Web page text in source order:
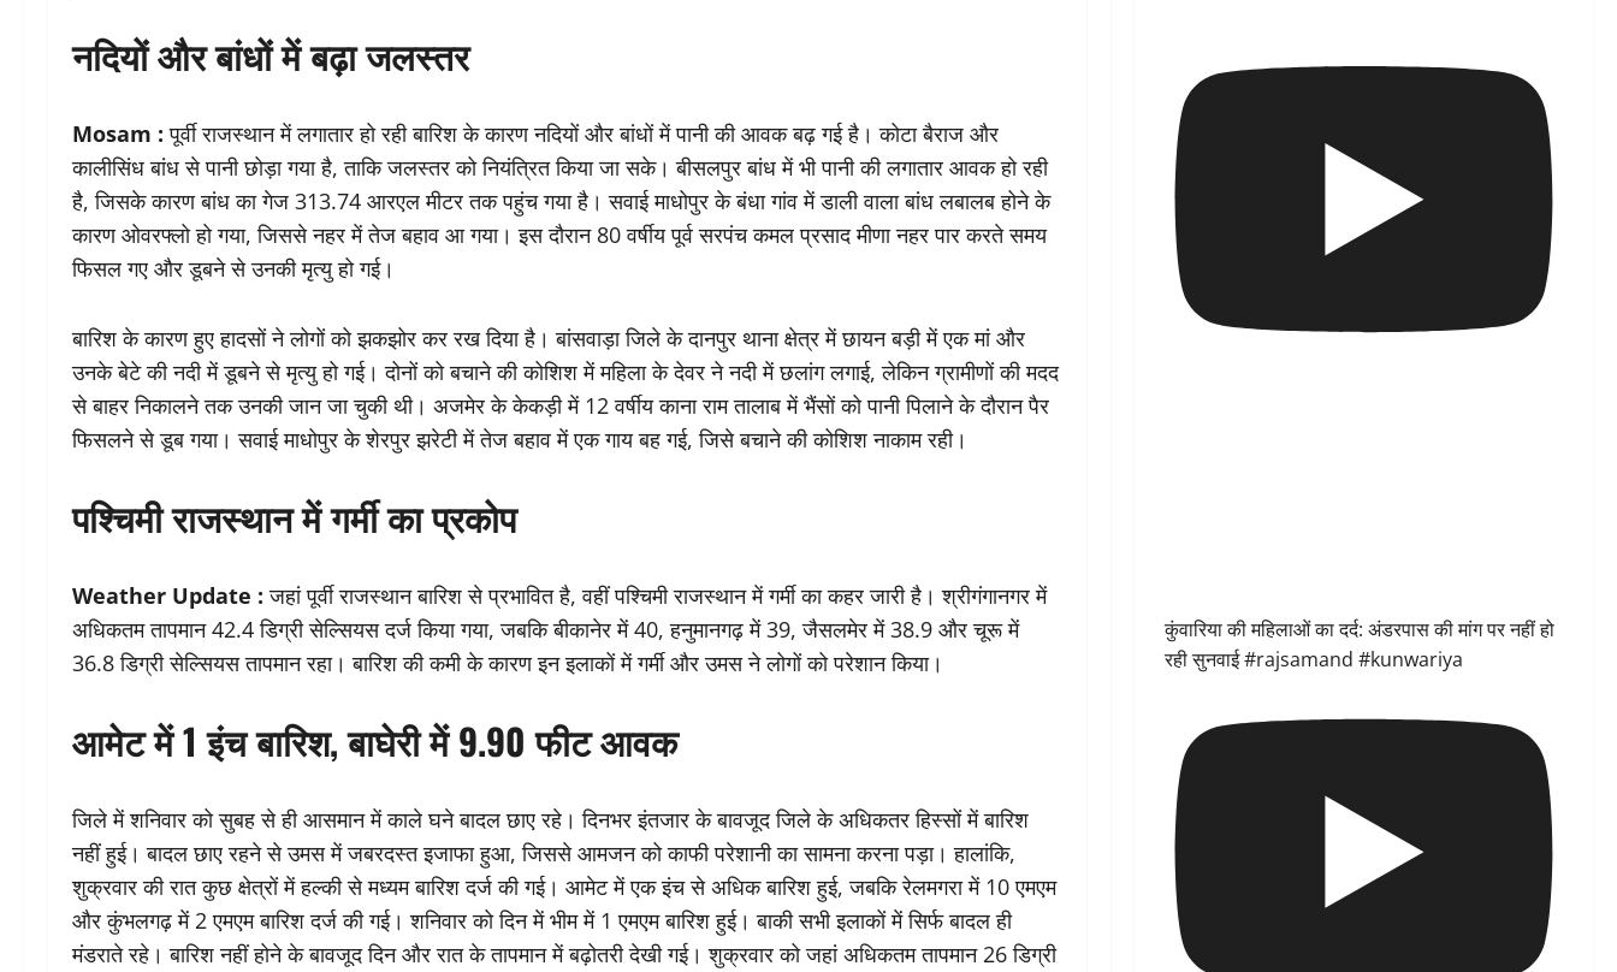
नदियों और बांधों में बढ़ा जलस्तर
Mosam : पूर्वी राजस्थान में लगातार हो रही बारिश के कारण नदियों और बांधों में पानी की आवक बढ़ गई है। कोटा बैराज और
कालीसिंध बांध से पानी छोड़ा गया है, ताकि जलस्तर को नियंत्रित किया जा सके। बीसलपुर बांध में भी पानी की लगातार आवक हो रही
है, जिसके कारण बांध का गेज 313.74 आरएल मीटर तक पहुंच गया है। सवाई माधोपुर के बंधा गांव में डाली वाला बांध लबालब होने के
कारण ओवरफ्लो हो गया, जिससे नहर में तेज बहाव आ गया। इस दौरान 80 वर्षीय पूर्व सरपंच कमल प्रसाद मीणा नहर पार करते समय
फिसल गए और डूबने से उनकी मृत्यु हो गई।
बारिश के कारण हुए हादसों ने लोगों को झकझोर कर रख दिया है। बांसवाड़ा जिले के दानपुर थाना क्षेत्र में छायन बड़ी में एक मां और
उनके बेटे की नदी में डूबने से मृत्यु हो गई। दोनों को बचाने की कोशिश में महिला के देवर ने नदी में छलांग लगाई, लेकिन ग्रामीणों की मदद
से बाहर निकालने तक उनकी जान जा चुकी थी। अजमेर के केकड़ी में 12 वर्षीय काना राम तालाब में भैंसों को पानी पिलाने के दौरान पैर
फिसलने से डूब गया। सवाई माधोपुर के शेरपुर झरेटी में तेज बहाव में एक गाय बह गई, जिसे बचाने की कोशिश नाकाम रही।
पश्चिमी राजस्थान में गर्मी का प्रकोप
Weather Update : जहां पूर्वी राजस्थान बारिश से प्रभावित है, वहीं पश्चिमी राजस्थान में गर्मी का कहर जारी है। श्रीगंगानगर में
अधिकतम तापमान 42.4 डिग्री सेल्सियस दर्ज किया गया, जबकि बीकानेर में 40, हनुमानगढ़ में 39, जैसलमेर में 38.9 और चूरू में
36.8 डिग्री सेल्सियस तापमान रहा। बारिश की कमी के कारण इन इलाकों में गर्मी और उमस ने लोगों को परेशान किया।
आमेट में 1 इंच बारिश, बाघेरी में 9.90 फीट आवक
जिले में शनिवार को सुबह से ही आसमान में काले घने बादल छाए रहे। दिनभर इंतजार के बावजूद जिले के अधिकतर हिस्सों में बारिश
नहीं हुई। बादल छाए रहने से उमस में जबरदस्त इजाफा हुआ, जिससे आमजन को काफी परेशानी का सामना करना पड़ा। हालांकि,
शुक्रवार की रात कुछ क्षेत्रों में हल्की से मध्यम बारिश दर्ज की गई। आमेट में एक इंच से अधिक बारिश हुई, जबकि रेलमगरा में 10 एमएम
और कुंभलगढ़ में 2 एमएम बारिश दर्ज की गई। शनिवार को दिन में भीम में 1 एमएम बारिश हुई। बाकी सभी इलाकों में सिर्फ बादल ही
मंडराते रहे। बारिश नहीं होने के बावजूद दिन और रात के तापमान में बढ़ोतरी देखी गई। शुक्रवार को जहां अधिकतम तापमान 26 डिग्री
कुंवारिया की महिलाओं का दर्द: अंडरपास की मांग पर नहीं हो
रही सुनवाई #rajsamand #kunwariya